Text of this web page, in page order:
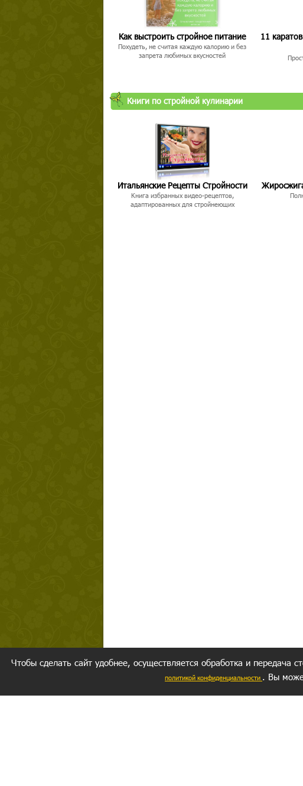
Как выстроить стройное питание
Похудеть, не считая каждую калорию и без
запрета любимых вкусностей
11
Книги по стройной кулинарии
Итальянские Рецепты Стройности
Книга избранных видео-рецептов,
адаптированных для стройнеющих
Чтобы сделать сайт удобнее, осуществляется обработка и передача
политикой конфиденциальности . Вы